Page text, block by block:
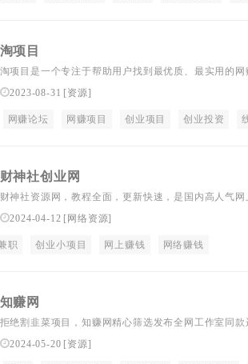
淘项目
淘项目是一个专注于帮助用户找到最优质、最实用的网
选每一个项目，保证它们的质量和可靠性，让你的创业
提供专业的客服服务，随时为您解决任何问题。如果
目就对了！快来加入我们的大家庭，让我们一起发现
2023-08-31 [资源]
网赚论坛 网赚项目 创业项目 创业投资
财神社创业网
财神社资源网，教程全面，更新快速，是国内高人气网
白，在这都能找到合适的热门网上副业赚钱项目。
2024-04-12 [网络资源]
职 创业小项目 网上赚钱 网络赚钱
知赚网
拒绝割韭菜项目，知赚网精心筛选发布全网工作室同款
道，发布最新项目风口，拒绝被割！
2024-05-20 [资源]